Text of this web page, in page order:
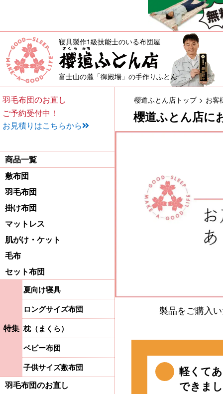
櫻道ふとん店に
敷布団・掛け布団・羽毛布団
寝具製作1級技能士のいる布団屋
富士山の麓「御殿場」の手作りふとん
櫻道ふとん店トップ お客
製品をご購入
軽くて
できま
羽毛布団のお直し
ご予約受付中！
お見積りはこちらから
商品一覧
敷布団
羽毛布団
掛け布団
マットレス
肌がけ・ケット
毛布
セット布団
特集
夏向け寝具
ロングサイズ布団
枕（まくら）
ベビー布団
子供サイズ敷布団
羽毛布団のお直し